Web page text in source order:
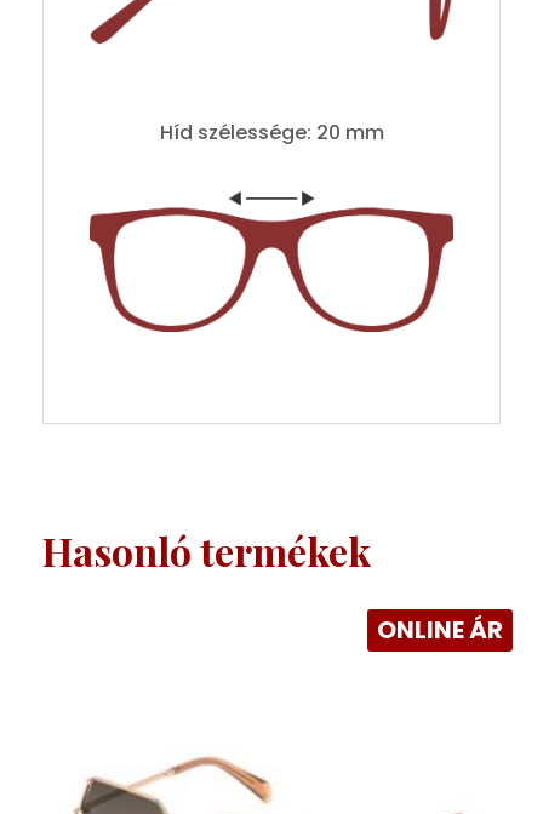
Híd szélessége: 20 mm
Hasonló termékek
ONLINE ÁR